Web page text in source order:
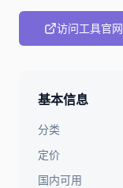
访问工具官网
基本信息
分类
定价
国内可用